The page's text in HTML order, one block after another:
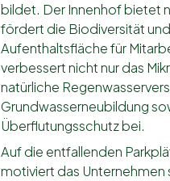
bildet. Der Innenhof bietet
fördert die Biodiversität
Aufenthaltsfläche für
verbessert nicht nur das
natürliche
Grundwasserneubildung
Überflutungsschutz bei.
Auf die entfallenden
motiviert das Unternehmen